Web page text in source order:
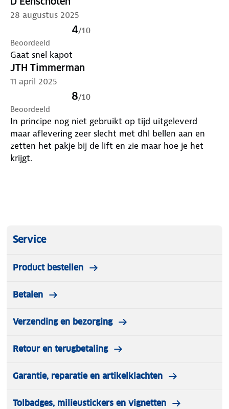
28 augustus 2025
4/10
Beoordeeld
Gaat snel kapot
JTH Timmerman
11 april 2025
8/10
Beoordeeld
In principe nog niet gebruikt op tijd uitgeleverd
maar aflevering zeer slecht met dhl bellen aan en
zetten het pakje bij de lift en zie maar hoe je het
krijgt.
Service
Product bestellen
Betalen
Verzending en bezorging
Retour en terugbetaling
Garantie, reparatie en artikelklachten
Tolbadges, milieustickers en vignetten